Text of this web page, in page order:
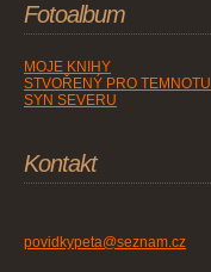
Fotoalbum
MOJE KNIHY
STVOŘENÝ PRO TEMNOTU
SYN SEVERU
Kontakt
povidkypeta@seznam.cz